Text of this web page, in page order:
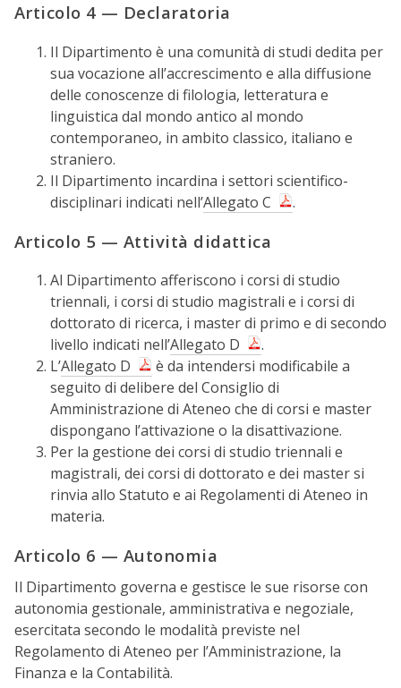
Articolo 4 — Declaratoria
Il Dipartimento è una comunità di studi dedita per
sua vocazione all’accrescimento e alla diffusione
delle conoscenze di filologia, letteratura e
linguistica dal mondo antico al mondo
contemporaneo, in ambito classico, italiano e
straniero.
Il Dipartimento incardina i settori scientifico-
disciplinari indicati nell’Allegato C .
Articolo 5 — Attività didattica
Al Dipartimento afferiscono i corsi di studio
triennali, i corsi di studio magistrali e i corsi di
dottorato di ricerca, i master di primo e di secondo
livello indicati nell’Allegato D
.
L’Allegato D
è da intendersi modificabile a
seguito di delibere del Consiglio di
Amministrazione di Ateneo che di corsi e master
dispongano l’attivazione o la disattivazione.
Per la gestione dei corsi di studio triennali e
magistrali, dei corsi di dottorato e dei master si
rinvia allo Statuto e ai Regolamenti di Ateneo in
materia.
Articolo 6 — Autonomia
Il Dipartimento governa e gestisce le sue risorse con
autonomia gestionale, amministrativa e negoziale,
esercitata secondo le modalità previste nel
Regolamento di Ateneo per l’Amministrazione, la
Finanza e la Contabilità.